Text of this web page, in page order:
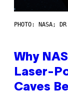
PHOTO: NASA;
Why
Laser-
Caves